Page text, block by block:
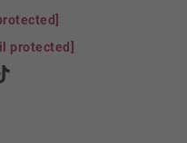
protected]